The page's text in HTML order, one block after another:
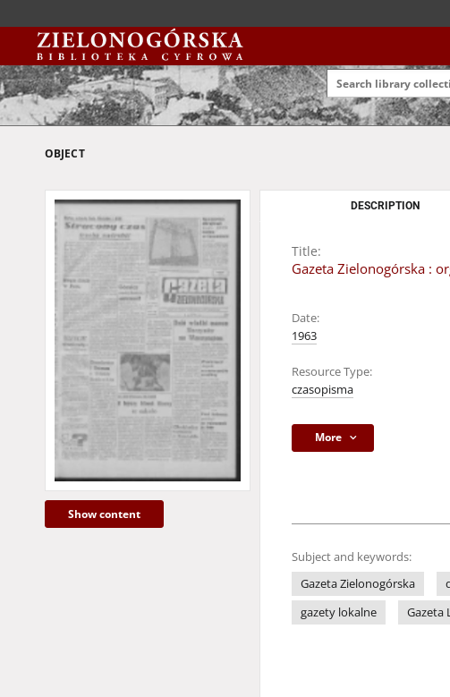
OBJECT
Show content
DESCRIPTION
Title:
Gazeta Zielonogórska :
Date:
1963
Resource Type:
czasopisma
More
Subject and keywords:
Gazeta Zielonogórska
gazety lokalne
Gazeta